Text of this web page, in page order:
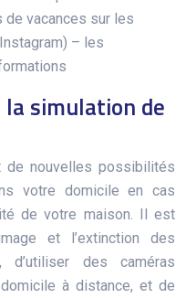
vacances sur les
– les
simulation de
de nouvelles possibilités
votre domicile en cas
de votre maison. Il est
et l’extinction des
des caméras
à distance, et de